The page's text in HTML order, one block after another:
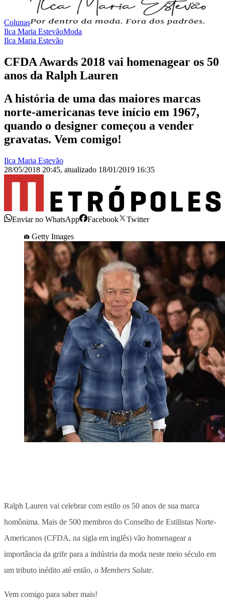
Colunas
Ilca Maria EstevãoModa
Ilca Maria Estevão
CFDA Awards 2018 vai homenagear os 50
anos da Ralph Lauren
A história de uma das maiores marcas
norte-americanas teve início em 1967,
quando o designer começou a vender
gravatas. Vem comigo!
Ilca Maria Estevão
28/05/2018 20:45, atualizado 18/01/2019 16:35
Enviar no WhatsApp Facebook
Twitter
Getty Images
Ralph Lauren vai celebrar com estilo os 50 anos de sua marca
homônima. Mais de 500 membros do Conselho de Estilistas Norte-
Americanos (CFDA, na sigla em inglês) vão homenagear a
importância da grife para a indústria da moda neste meio século em
um tributo inédito até então, o Members Salute.
Vem comigo para saber mais!